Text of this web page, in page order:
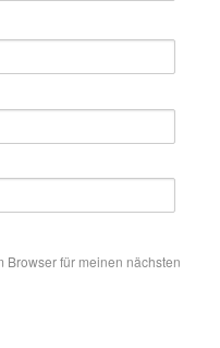
Browser für meinen nächsten